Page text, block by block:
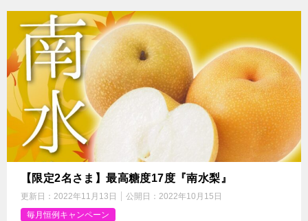
【限定2名さま】最高糖度17度『南水梨』
更新日： 2022年11月13日 公開日： 2022年10月15日
毎月恒例キャンペーン